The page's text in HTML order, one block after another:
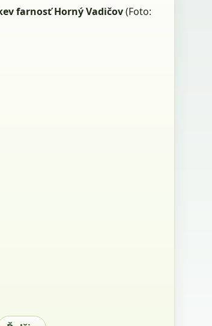
farnosť Horný Vadičov(Foto: